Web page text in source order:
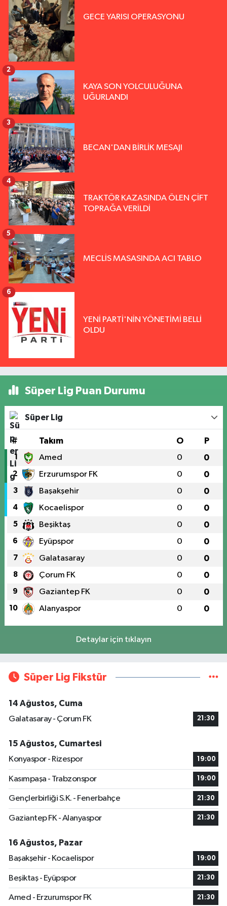
GECE YARISI OPERASYONU
KAYA SON YOLCULUĞUNA
UĞURLANDI
2
BECAN'DAN BİRLİK MESAJI
3
TRAKTÖR KAZASINDA ÖLEN ÇİFT
TOPRAĞA VERİLDİ
4
MECLİS MASASINDA ACI TABLO
5
YENİ PARTİ'NİN YÖNETİMİ BELLİ
OLDU
6
Süper Lig Puan Durumu
Süper Lig
# Takım O P
1 Amed 0 0
2 Erzurumspor FK 0 0
3 Başakşehir 0 0
4 Kocaelispor 0 0
5 Beşiktaş 0 0
6 Eyüpspor 0 0
7 Galatasaray 0 0
8 Çorum FK 0 0
9 Gaziantep FK 0 0
10 Alanyaspor 0 0
Detaylar için tıklayın
Süper Lig Fikstür
14 Ağustos, Cuma
Galatasaray - Çorum FK
21:30
15 Ağustos, Cumartesi
Konyaspor - Rizespor
19:00
Kasımpaşa - Trabzonspor 19:00
Gençlerbirliği S.K. - Fenerbahçe 21:30
Gaziantep FK - Alanyaspor 21:30
16 Ağustos, Pazar
Başakşehir - Kocaelispor
19:00
Beşiktaş - Eyüpspor 21:30
Amed - Erzurumspor FK 21:30